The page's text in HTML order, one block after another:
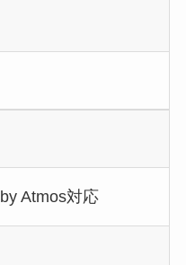
Atmos対応